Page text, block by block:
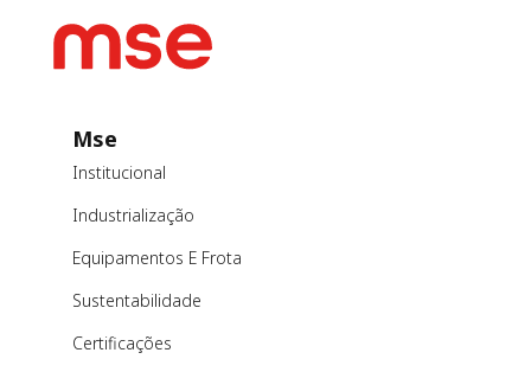
Mse
Institucional
Industrialização
Equipamentos E Frota
Sustentabilidade
Certificações